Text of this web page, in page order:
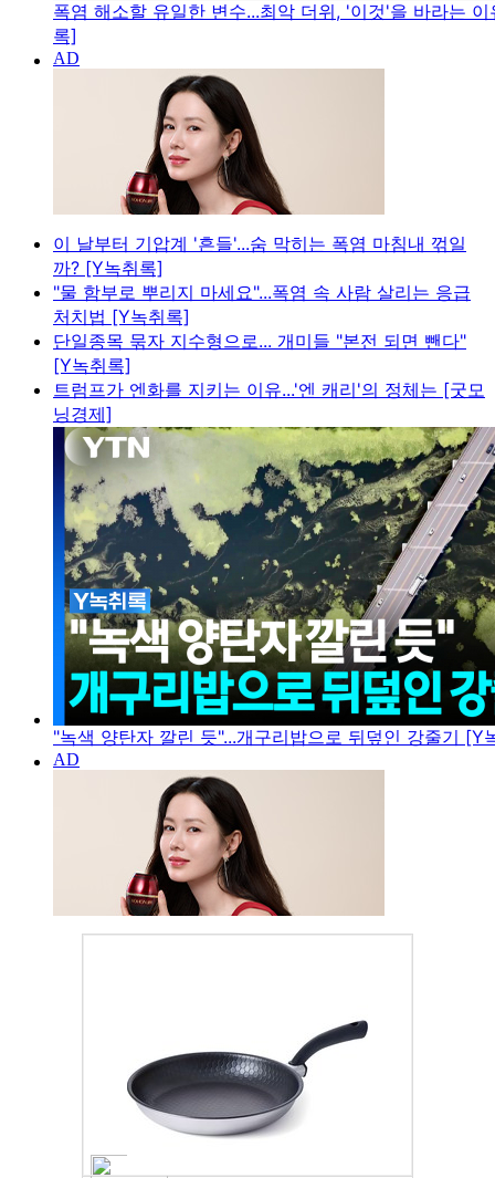
폭염 해소할 유일한 변수...최악 더위, '이것'을 바라는
록]
이 날부터 기압계 '흔들'...숨 막히는 폭염 마침내 꺾일
까? [Y녹취록]
"물 함부로 뿌리지 마세요"...폭염 속 사람 살리는 응급
처치법 [Y녹취록]
단일종목 묶자 지수형으로... 개미들 "본전 되면 뺀다"
[Y녹취록]
트럼프가 엔화를 지키는 이유...'엔 캐리'의 정체는 [굿모
닝경제]
"녹색 양탄자 깔린 듯"...개구리밥으로 뒤덮인 강줄기 [Y